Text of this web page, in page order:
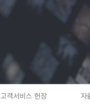
기업사업
고객서비스 헌장 자